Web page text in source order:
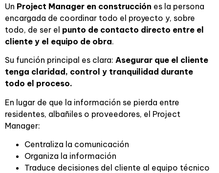
Un Project Manager en construcción es la persona
encargada de coordinar todo el proyecto y, sobre
todo, de ser el punto de contacto directo entre el
cliente y el equipo de obra.
Su función principal es clara: Asegurar que el cliente
tenga claridad, control y tranquilidad durante
todo el proceso.
En lugar de que la información se pierda entre
residentes, albañiles o proveedores, el Project
Manager:
Centraliza la comunicación
Organiza la información
Traduce decisiones del cliente al equipo técnico